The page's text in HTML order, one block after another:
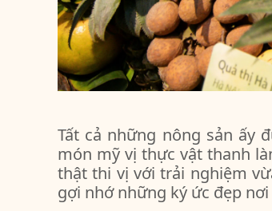
Tất cả những nông sản ấy
món mỹ vị thực vật thanh
thật thi vị với trải nghiệm
gợi nhớ những ký ức đẹp nơi